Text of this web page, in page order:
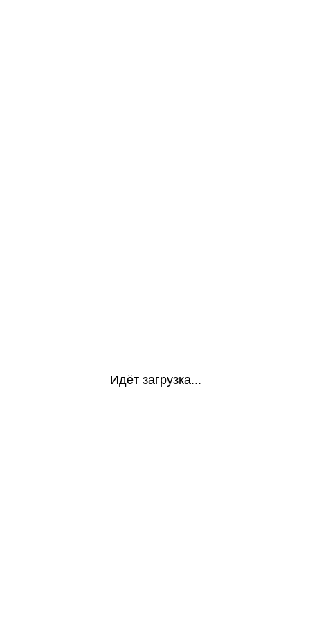
Идёт загрузка...